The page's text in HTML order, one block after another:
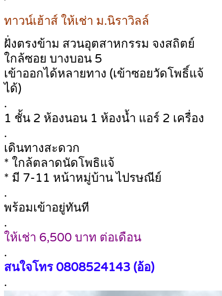
ทาวน์เฮ้าส์ ให้เช่า ม.นิราวิลล์
ฝั่งตรงข้าม สวนอุตสาหกรรม จงสถิตย์
ใกล้ซอย บางบอน 5
เข้าออกได้หลายทาง (เข้าซอยวัดโพธิ์แจ้
ได้)
.
1 ชั้น 2 ห้องนอน 1 ห้องน้ำ แอร์ 2 เครื่อง
.
เดินทางสะดวก
* ใกล้ตลาดนัดโพธิแจ้
* มี 7-11 หน้าหมู่บ้าน ไปรษณีย์
.
พร้อมเข้าอยู่ทันที
.
ให้เช่า 6,500 บาท ต่อเดือน
.
สนใจโทร 0808524143 (อ้อ)
.